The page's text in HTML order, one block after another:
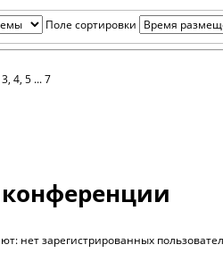
Поле сортировки
3, 4, 5 ...7
конференции
нет зарегистрированных